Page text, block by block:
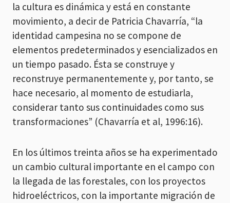
la cultura es dinámica y está en constante
movimiento, a decir de Patricia Chavarría, “la
identidad campesina no se compone de
elementos predeterminados y esencializados en
un tiempo pasado. Ésta se construye y
reconstruye permanentemente y, por tanto, se
hace necesario, al momento de estudiarla,
considerar tanto sus continuidades como sus
transformaciones” (Chavarría et al, 1996:16).
En los últimos treinta años se ha experimentado
un cambio cultural importante en el campo con
la llegada de las forestales, con los proyectos
hidroeléctricos, con la importante migración de